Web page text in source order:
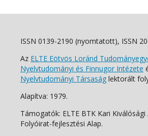
ISSN 0139-2190 (nyomtatott), ISSN
Az ELTE Eötvös Loránd
Nyelvtudományi és Finnugor Intézete
Nyelvtudományi Társaság lektorált
Alapítva: 1979.
Támogatók: ELTE BTK Kari Kiválósági
Folyóirat-fejlesztési Alap.